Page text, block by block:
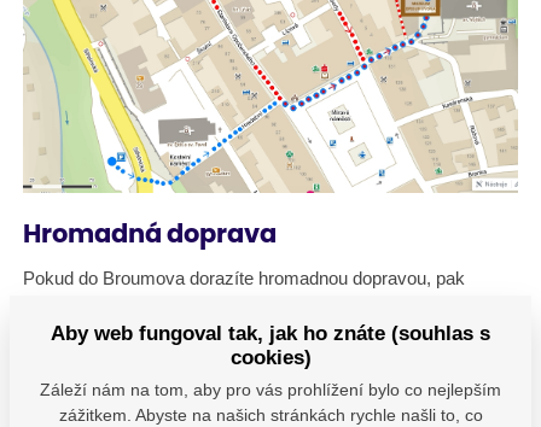
Hromadná doprava
Pokud do Broumova dorazíte hromadnou dopravou, pak
vzdálenosti cca 800 metrů od centra. Při cestě autobusem je
výhodnější vystoupit:
Aby web fungoval tak, jak ho znáte (souhlas s
cookies)
Záleží nám na tom, aby pro vás prohlížení bylo co nejlepším
zážitkem. Abyste na našich stránkách rychle našli to, co